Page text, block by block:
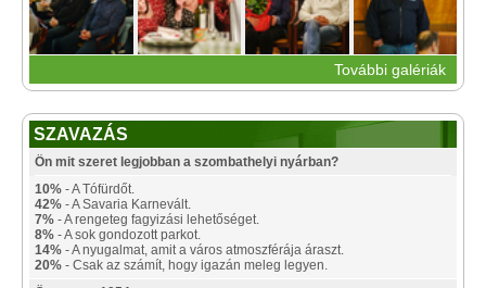
További galériák
SZAVAZÁS
Ön mit szeret legjobban a szombathelyi nyárban?
10% - A Tófürdőt.
42% - A Savaria Karnevált.
7% - A rengeteg fagyizási lehetőséget.
8% - A sok gondozott parkot.
14% - A nyugalmat, amit a város atmoszférája áraszt.
20% - Csak az számít, hogy igazán meleg legyen.